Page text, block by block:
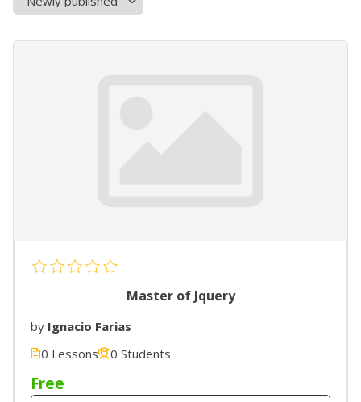
Master of Jquery
by Ignacio Farias
0 Lessons
0 Students
Free